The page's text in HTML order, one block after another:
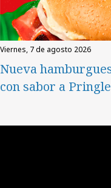
viernes, 7 de agosto 2026
Nueva
con sabor a